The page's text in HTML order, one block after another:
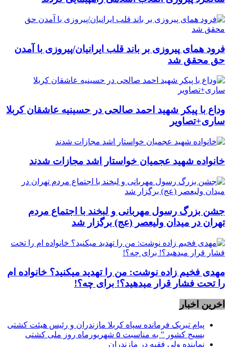
فرود همای پیروزی بر باند قلب ایرانیان/پیروزی با آمدن
حق محقق شد
وداع با پیکر شهید احمد صالحی‌ در حسینیه عاشقان کربلا
ساری+تصاویر
خانواده شهید عجمیان خواستار اشد مجازات شدند
جشن بزرگ رسول مهربانی و لبخند با اجتماع مردم
تهران در میدان ولیعصر (عج) برگزار شد
مهدی فخیم زاده نوشت: من را تهدید میکنید؟ خانواده ام
را‌ تحت فشار قرار میدهید؟! برای چه؟!
اخرین اخبار
پیام تبریک فرمانده سپاه کربلا مازندران و رئیس هیئت کشتی
بسیج کشور ” به مناسبت ۵ شهریورماه روز ملی کشتی
نماينده ولی فقیه در مازندران